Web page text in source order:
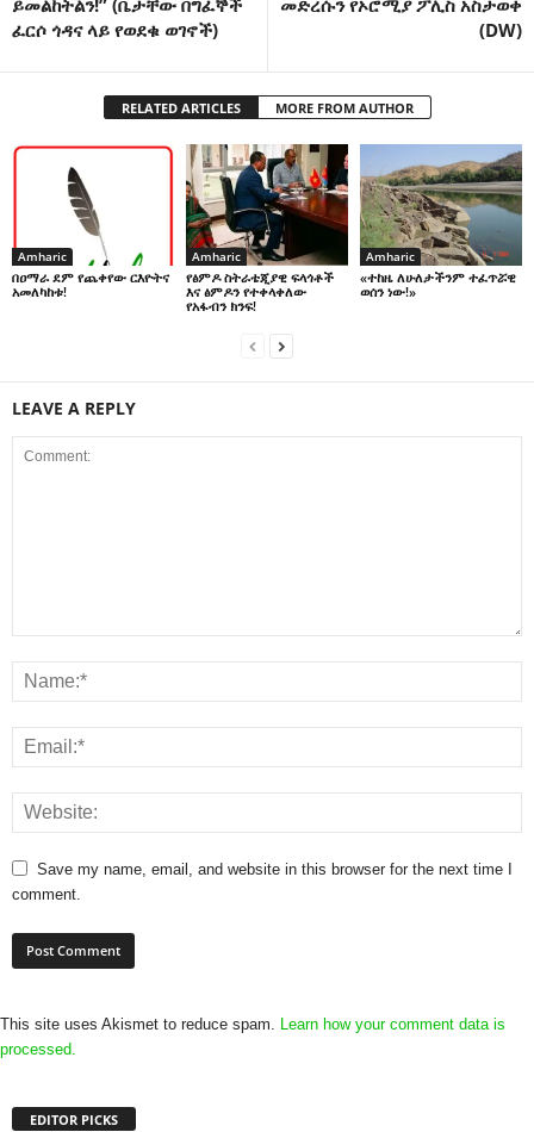
ይመልከትልን!” (ቤታቸው በግፈኞች
ፈርሶ ጎዳና ላይ የወደቁ ወገኖች)
መድረሱን የኦሮሚያ ፖሊስ አስታወቀ
(DW)
RELATED ARTICLES MORE FROM AUTHOR
Amharic
በዐማራ ደም የጨቀየው ርእዮትና
አመለካከቱ!
Amharic
የፅምዶ ስትራቴጂያዊ ፍላጎቶች
እና ፅምዶን የተቀላቀለው
የአፋብን ክንፍ!
Amharic
«ተከዜ ለሁለታችንም ተፈጥሯዊ
ወሰን ነው!»
LEAVE A REPLY
Save my name, email, and website in this browser for the next time I
comment.
This site uses Akismet to reduce spam. Learn how your comment data is
processed.
EDITOR PICKS